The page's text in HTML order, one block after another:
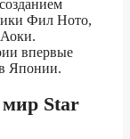
Фил Ното,
впервые
в Японии.
Star